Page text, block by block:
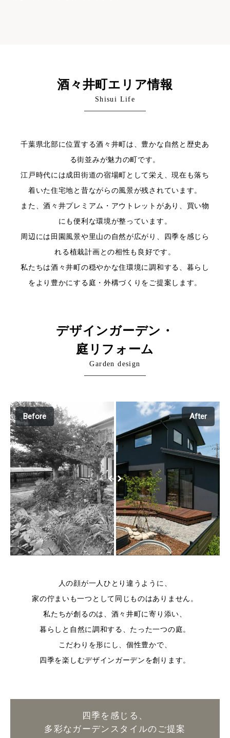
酒々井町エリア情報
Shisui Life
千葉県北部に位置する酒々井町は、豊かな自然と歴史あ
る街並みが魅力の町です。
江戸時代には成田街道の宿場町として栄え、現在も落ち
着いた住宅地と昔ながらの風景が残されています。
また、酒々井プレミアム・アウトレットがあり、買い物
にも便利な環境が整っています。
周辺には田園風景や里山の自然が広がり、四季を感じら
れる植栽計画との相性も良好です。
私たちは酒々井町の穏やかな住環境に調和する、暮らし
をより豊かにする庭・外構づくりをご提案します。
デザインガーデン・
庭リフォーム
Garden design
Before After
人の顔が一人ひとり違うように、
家の佇まいも一つとして同じものはありません。
私たちが創るのは、酒々井町に寄り添い、
暮らしと自然に調和する、たった一つの庭。
こだわりを形にし、個性豊かで、
四季を楽しむデザインガーデンを創ります。
四季を感じる、
多彩なガーデンスタイルのご提案